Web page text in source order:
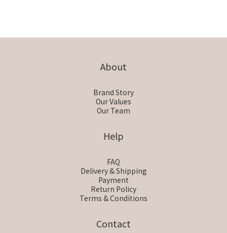
About
Brand Story
Our Values
Our Team
Help
FAQ
Delivery & Shipping
Payment
Return Policy
Terms & Conditions
Contact